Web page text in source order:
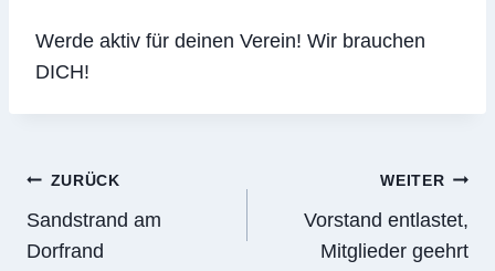
Werde aktiv für deinen Verein! Wir brauchen
DICH!
Beitragsnavigation
ZURÜCK
Sandstrand am
Dorfrand
WEITER
Vorstand entlastet,
Mitglieder geehrt